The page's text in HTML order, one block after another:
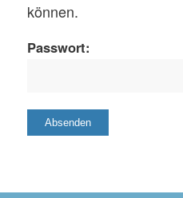
können.
Passwort: